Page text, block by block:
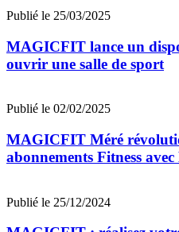
Publié le 25/03/2025
MAGICFIT lance un
ouvrir une salle de sport
Publié le 02/02/2025
MAGICFIT Méré
abonnements Fitness
Publié le 25/12/2024